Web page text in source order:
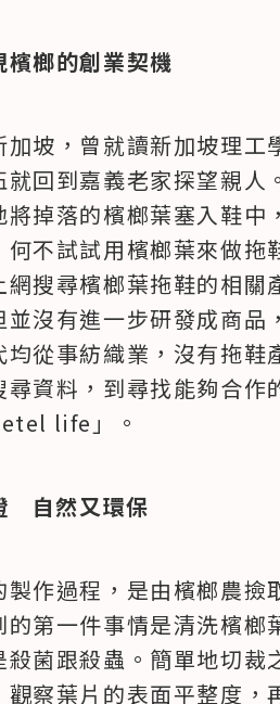
榔的創業契機
加坡，曾就讀新加坡理
就回到嘉義老家探望親
將掉落的檳榔葉塞入鞋
不試試用檳榔葉來做拖
網搜尋檳榔葉拖鞋的相
並沒有進一步研發成商品
均從事紡織業，沒有拖
尋資料，到尋找能夠合
life」。
　自然又環保
製作過程，是由檳榔農
的第一件事情是清洗檳
殺菌跟殺蟲。簡單地切
察葉片的表面平整度，